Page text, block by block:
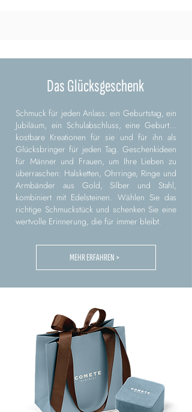
Das Glücksgeschenk
Schmuck für jeden Anlass: ein Geburtstag, ein
Jubiläum, ein Schulabschluss, eine Geburt...
kostbare Kreationen für sie und für ihn als
Glücksbringer für jeden Tag. Geschenkideen
für Männer und Frauen, um Ihre Lieben zu
überraschen: Halsketten, Ohrringe, Ringe und
Armbänder aus Gold, Silber und Stahl,
kombiniert mit Edelsteinen. Wählen Sie das
richtige Schmuckstück und schenken Sie eine
wertvolle Erinnerung, die für immer bleibt.
MEHR ERFAHREN >